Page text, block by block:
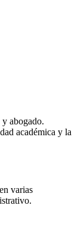
abogado.
académica y la
varias